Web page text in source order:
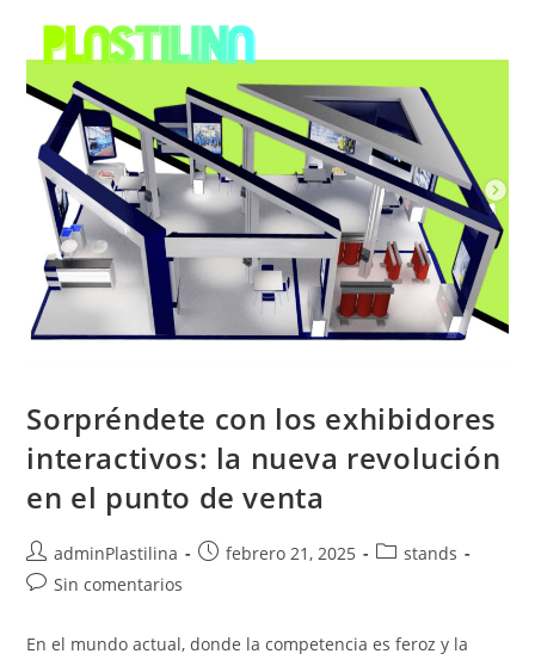
Sorpréndete con los exhibidores
interactivos: la nueva revolución
en el punto de venta
adminPlastilina febrero 21, 2025
stands
Sin comentarios
En el mundo actual, donde la competencia es feroz y la